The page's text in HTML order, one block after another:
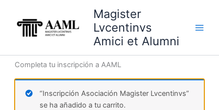
contenido
Magister
Lvcentinvs
Amici et Alumni
Completa tu inscripción a AAML
“Inscripción Asociación Magister Lvcentinvs”
se ha añadido a tu carrito.